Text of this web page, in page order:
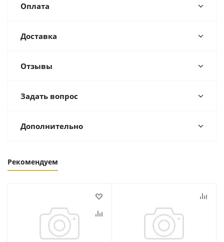
Оплата
Доставка
Отзывы
Задать вопрос
Дополнительно
Рекомендуем